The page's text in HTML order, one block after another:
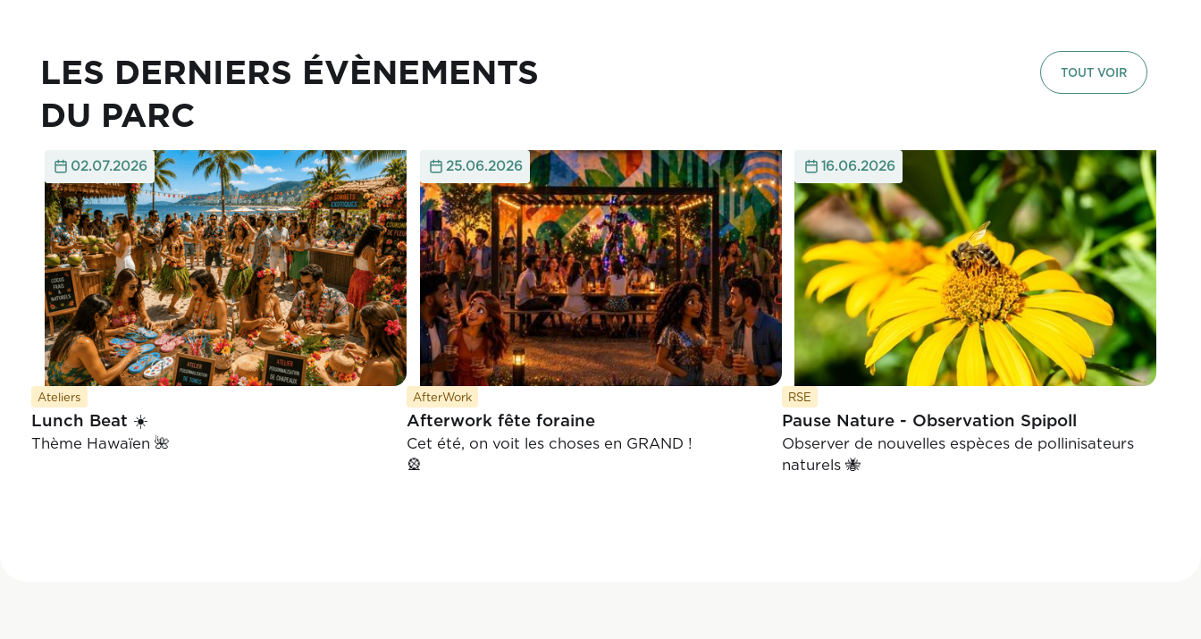
LES DERNIERS ÉVÈNEMENTS
DU PARC
TOUT VOIR
02.07.2026
Ateliers
Lunch Beat ☀️
Thème Hawaïen 🌺
25.06.2026
AfterWork
Afterwork fête foraine
Cet été, on voit les choses en GRAND !
🎡
16.06.2026
RSE
Pause Nature - Observation Spipoll
Observer de nouvelles espèces de pollinisateurs
naturels 🐝